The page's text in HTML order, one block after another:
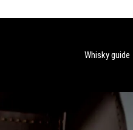
Whisky guide